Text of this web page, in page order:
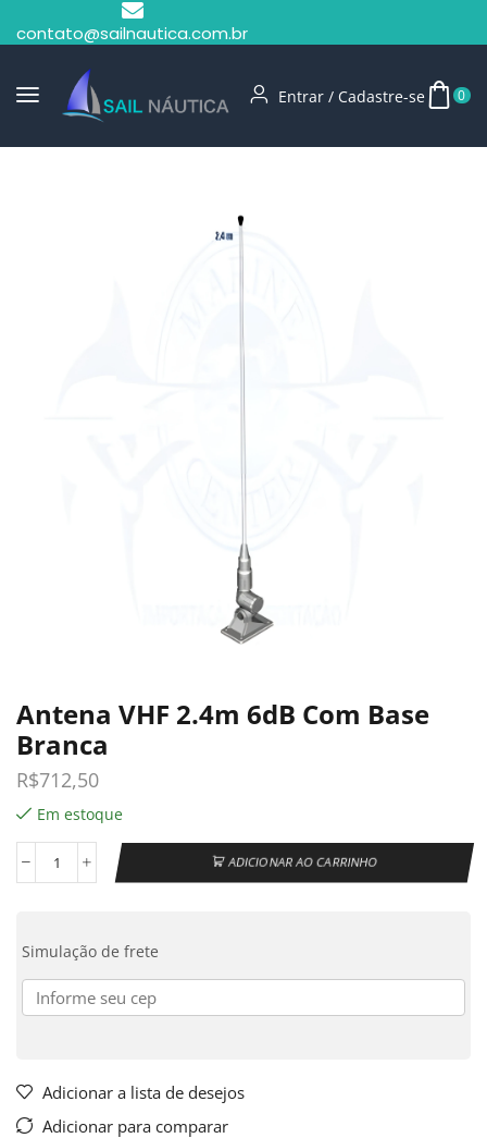
contato@sailnautica.com.br
Entrar / Cadastre-se 0
Antena VHF 2.4m 6dB Com Base
Branca
R$712,50
Em estoque
ADICIONAR AO CARRINHO
Simulação de frete
Adicionar a lista de desejos
Adicionar para comparar